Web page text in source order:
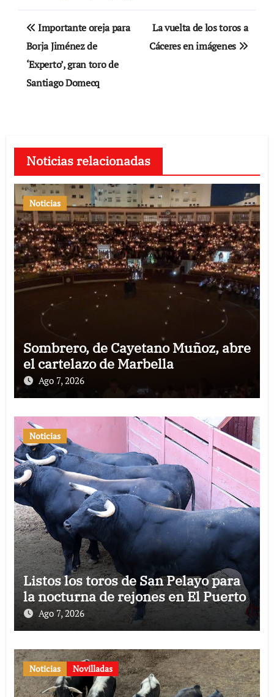
Navegación
de
entradas
Importante oreja para
Borja Jiménez de
‘Experto’, gran toro de
Santiago Domecq
La vuelta de los toros a
Cáceres en imágenes
Noticias relacionadas
Noticias
Sombrero, de Cayetano Muñoz, abre
el cartelazo de Marbella
Ago 7, 2026
Noticias
Listos los toros de San Pelayo para
la nocturna de rejones en El Puerto
Ago 7, 2026
Noticias Novilladas